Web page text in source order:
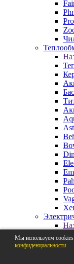
Мы используем cookies.
конфиденциальности.